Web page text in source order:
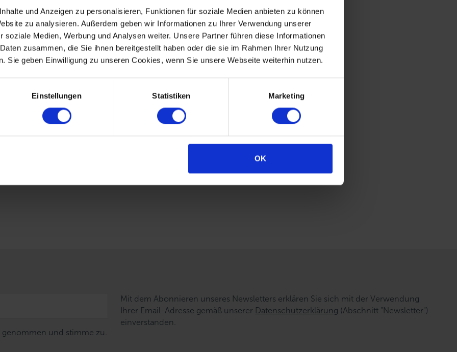
und Anzeigen zu personalisieren, Funktionen für soziale Medien anbieten zu können
zu analysieren. Außerdem geben wir Informationen zu Ihrer Verwendung unserer
soziale Medien, Werbung und Analysen weiter. Unsere Partner führen diese Informationen
zusammen, die Sie ihnen bereitgestellt haben oder die sie im Rahmen Ihrer Nutzung
Sie geben Einwilligung zu unseren Cookies, wenn Sie unsere Webseite weiterhin nutzen.
Einstellungen Statistiken Marketing
OK
die Angebotserstellung benötigen wir Ihre Daten wie Name,
von uns entsprechend unserer Datenschutzerklärung
und den Newsletter beziehen. (Keine Sorge, wir hüten Ihre
ganz leicht abmelden.)
und stimme zu.
Mit dem Abonnieren unseres Newsletters erklären Sie sich mit der Verwendung
Ihrer Email-Adresse gemäß unserer Datenschutzerklärung (Abschnitt "Newsletter")
einverstanden.